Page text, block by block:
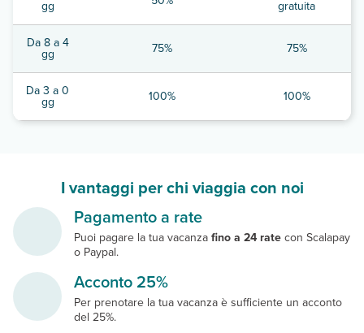
gg gratuita
Da 8 a 4
gg 75% 75%
Da 3 a 0
gg 100% 100%
I vantaggi per chi viaggia con noi
Pagamento a rate
Puoi pagare la tua vacanzafino a 24 ratecon Scalapay
o Paypal.
Acconto 25%
Per prenotare la tua vacanza è sufficiente un acconto
del 25%.